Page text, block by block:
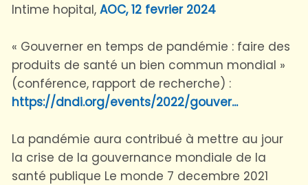
Intime hopital, AOC, 12 fevrier 2024
« Gouverner en temps de pandémie : faire des
produits de santé un bien commun mondial »
(conférence, rapport de recherche) :
https://dndi.org/events/2022/gouver...
La pandémie aura contribué à mettre au jour
la crise de la gouvernance mondiale de la
santé publique Le monde 7 decembre 2021